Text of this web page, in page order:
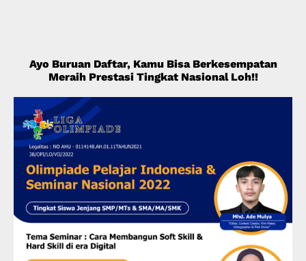
Ayo Buruan Daftar, Kamu Bisa Berkesempatan
Meraih Prestasi Tingkat Nasional Loh!!